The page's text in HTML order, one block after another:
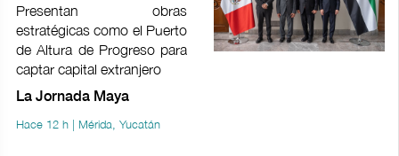
Presentan obras
estratégicas como el Puerto
de Altura de Progreso para
captar capital extranjero
La Jornada Maya
Hace 12 h | Mérida, Yucatán